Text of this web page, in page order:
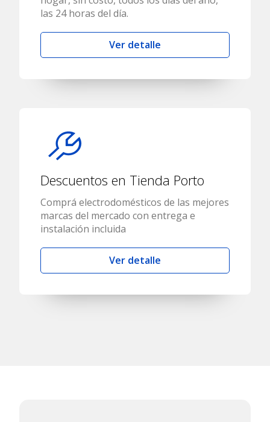
las 24 horas del día.
Ver detalle
Descuentos en Tienda Porto
Comprá electrodomésticos de las mejores
marcas del mercado con entrega e
instalación incluida
Ver detalle